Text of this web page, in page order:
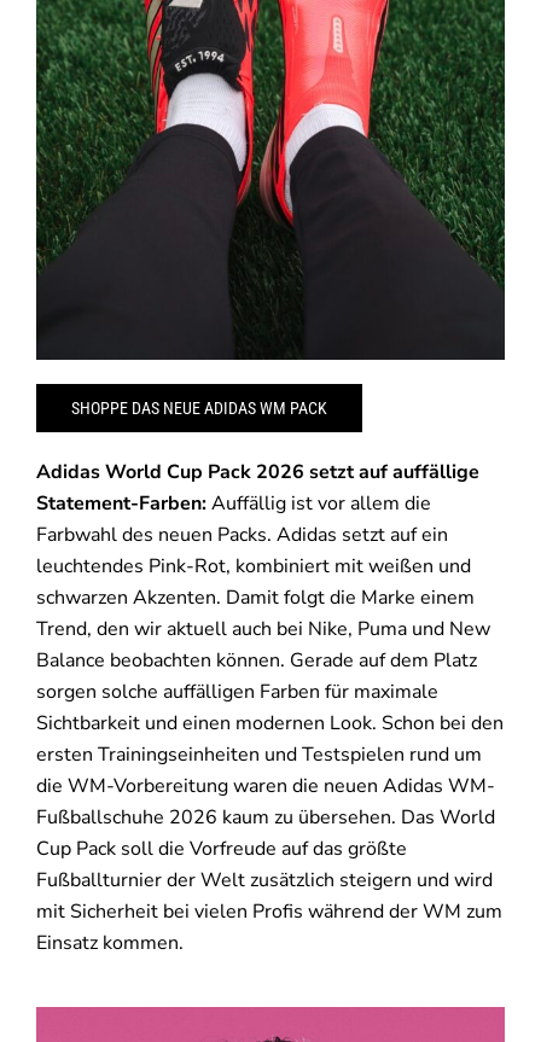
SHOPPE DAS NEUE ADIDAS WM PACK
Adidas World Cup Pack 2026 setzt auf auffällige
Statement-Farben:Auffällig ist vor allem die
Farbwahl des neuen Packs. Adidas setzt auf ein
leuchtendes Pink-Rot, kombiniert mit weißen und
schwarzen Akzenten. Damit folgt die Marke einem
Trend, den wir aktuell auch bei Nike, Puma und New
Balance beobachten können. Gerade auf dem Platz
sorgen solche auffälligen Farben für maximale
Sichtbarkeit und einen modernen Look. Schon bei den
ersten Trainingseinheiten und Testspielen rund um
die WM-Vorbereitung waren die neuen Adidas WM-
Fußballschuhe 2026 kaum zu übersehen. Das World
Cup Pack soll die Vorfreude auf das größte
Fußballturnier der Welt zusätzlich steigern und wird
mit Sicherheit bei vielen Profis während der WM zum
Einsatz kommen.